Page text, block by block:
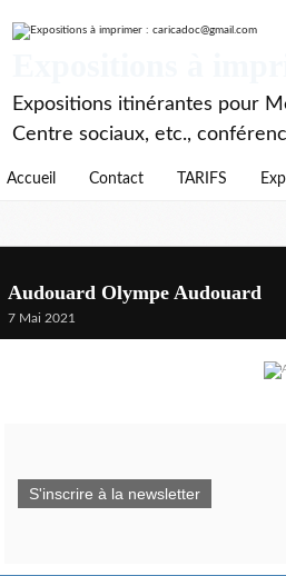
Expositions itinérantes pour
Centre sociaux, etc.,
Accueil Contact TARIFS
Audouard Olympe Audouard
7 Mai 2021
S'inscrire à la newsletter